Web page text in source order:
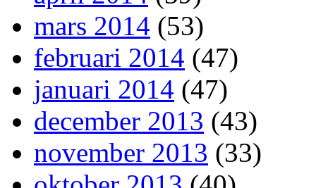
mars 2014 (53)
februari 2014 (47)
januari 2014 (47)
december 2013 (43)
november 2013 (33)